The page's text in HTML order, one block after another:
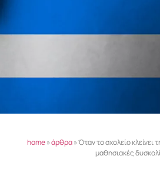
home»άρθρα»Όταν το σχολείο κλείνει
μαθησιακές